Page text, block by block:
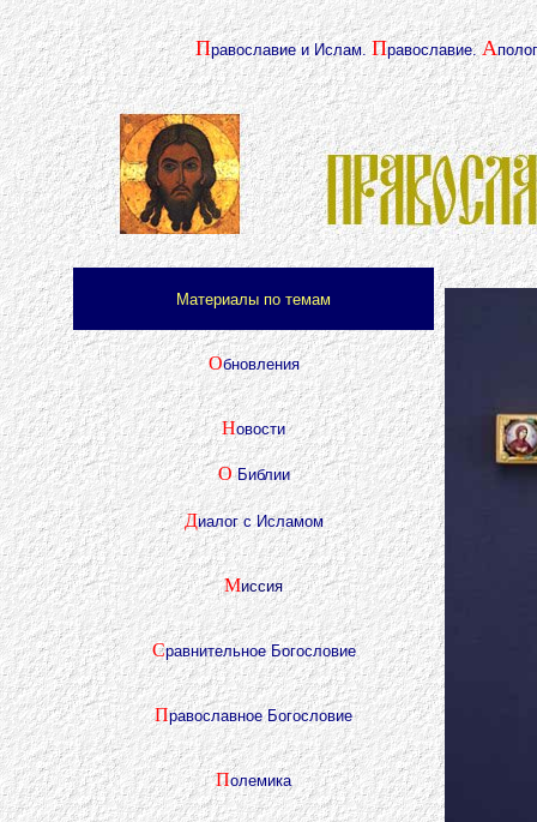
Православие и Ислам. Православие. А
Материалы по темам
Обновления
Новости
О Библии
Диалог с Исламом
Миссия
Сравнительное Богословие
Православное Богословие
Полемика